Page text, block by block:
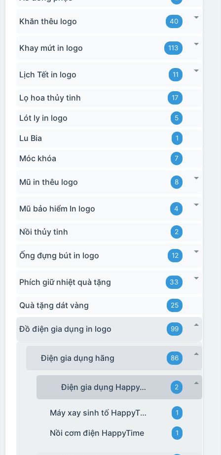
Khăn thêu logo 40
Khay mứt in logo 113
Lịch Tết in logo 11
Lọ hoa thủy tinh 17
Lót ly in logo 5
Lu Bia 1
Móc khóa 7
Mũ in thêu logo 8
Mũ bảo hiểm In logo 4
Nồi thủy tinh 2
Ống đựng bút in logo 12
Phích giữ nhiệt quà tặng 33
Quà tặng dát vàng 25
Đồ điện gia dụng in logo 99
Điện gia dụng hãng 86
Điện gia dụng HappyTime 2
Máy xay sinh tố HappyTime 1
Nồi cơm điện HappyTime 1